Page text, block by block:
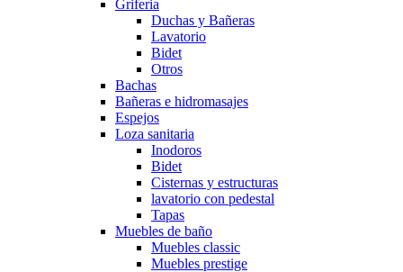
Griferia
Duchas y Bañeras
Lavatorio
Bidet
Otros
Bachas
Bañeras e hidromasajes
Espejos
Loza sanitaria
Inodoros
Bidet
Cisternas y estructuras
lavatorio con pedestal
Tapas
Muebles de baño
Muebles classic
Muebles prestige